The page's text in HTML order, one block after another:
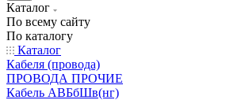
Каталог
По всему сайту
По каталогу
Каталог
Кабеля (провода)
ПРОВОДА ПРОЧИЕ
Кабель АВБбШв(нг)